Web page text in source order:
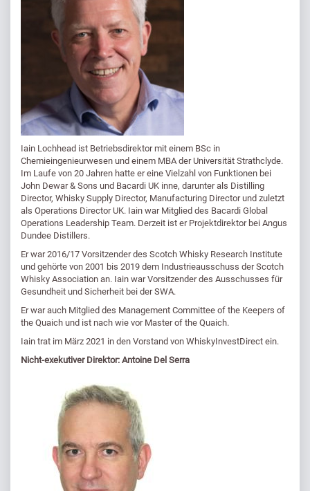
Iain Lochhead ist Betriebsdirektor mit einem BSc in
Chemieingenieurwesen und einem MBA der Universität Strathclyde.
Im Laufe von 20 Jahren hatte er eine Vielzahl von Funktionen bei
John Dewar & Sons und Bacardi UK inne, darunter als Distilling
Director, Whisky Supply Director, Manufacturing Director und zuletzt
als Operations Director UK. Iain war Mitglied des Bacardi Global
Operations Leadership Team. Derzeit ist er Projektdirektor bei Angus
Dundee Distillers.
Er war 2016/17 Vorsitzender des Scotch Whisky Research Institute
und gehörte von 2001 bis 2019 dem Industrieausschuss der Scotch
Whisky Association an. Iain war Vorsitzender des Ausschusses für
Gesundheit und Sicherheit bei der SWA.
Er war auch Mitglied des Management Committee of the Keepers of
the Quaich und ist nach wie vor Master of the Quaich.
Iain trat im März 2021 in den Vorstand von WhiskyInvestDirect ein.
Nicht-exekutiver Direktor: Antoine Del Serra